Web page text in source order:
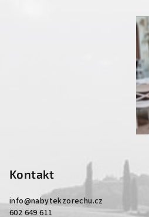
Kontakt
info@nabytekzorechu.cz
602 649 611